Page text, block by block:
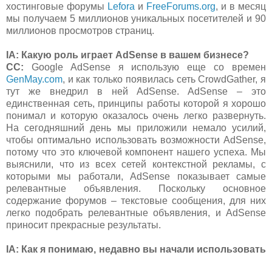
хостинговые форумы Lefora и FreeForums.org, и в месяц
мы получаем 5 миллионов уникальных посетителей и 90
миллионов просмотров страниц.
IA: Какую роль играет AdSense в вашем бизнесе?
СС: Google AdSense я использую еще со времен
GenMay.com, и как только появилась сеть CrowdGather, я
тут же внедрил в ней AdSense. AdSense – это
единственная сеть, принципы работы которой я хорошо
понимал и которую оказалось очень легко развернуть.
На сегодняшний день мы приложили немало усилий,
чтобы оптимально использовать возможности AdSense,
потому что это ключевой компонент нашего успеха. Мы
выяснили, что из всех сетей контекстной рекламы, с
которыми мы работали, AdSense показывает самые
релевантные объявления. Поскольку основное
содержание форумов – текстовые сообщения, для них
легко подобрать релевантные объявления, и AdSense
приносит прекрасные результаты.
IA: Как я понимаю, недавно вы начали использовать